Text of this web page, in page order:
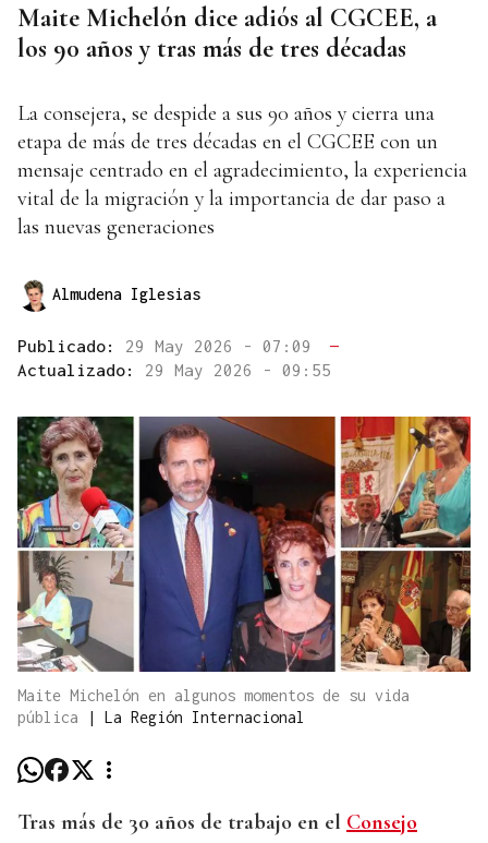
Maite Michelón dice adiós al CGCEE, a
los 90 años y tras más de tres décadas
La consejera, se despide a sus 90 años y cierra una
etapa de más de tres décadas en el CGCEE con un
mensaje centrado en el agradecimiento, la experiencia
vital de la migración y la importancia de dar paso a
las nuevas generaciones
Almudena Iglesias
Publicado: 29 May 2026 - 07:09
—
Actualizado: 29 May 2026 - 09:55
Maite Michelón en algunos momentos de su vida
pública
| La Región Internacional
Tras más de 30 años de trabajo en el Consejo